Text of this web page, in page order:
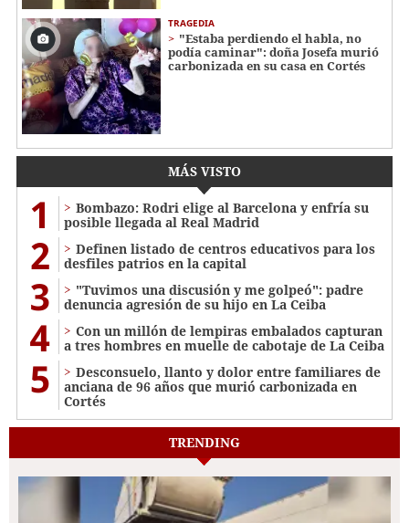
TRAGEDIA
"Estaba perdiendo el habla, no
podía caminar": doña Josefa murió
carbonizada en su casa en Cortés
MÁS VISTO
1
Bombazo: Rodri elige al Barcelona y enfría su
posible llegada al Real Madrid
2
Definen listado de centros educativos para los
desfiles patrios en la capital
3
"Tuvimos una discusión y me golpeó": padre
denuncia agresión de su hijo en La Ceiba
4
Con un millón de lempiras embalados capturan
a tres hombres en muelle de cabotaje de La Ceiba
5
​​​​Desconsuelo, llanto y dolor entre familiares de
anciana de 96 años que murió carbonizada en
Cortés
TRENDING